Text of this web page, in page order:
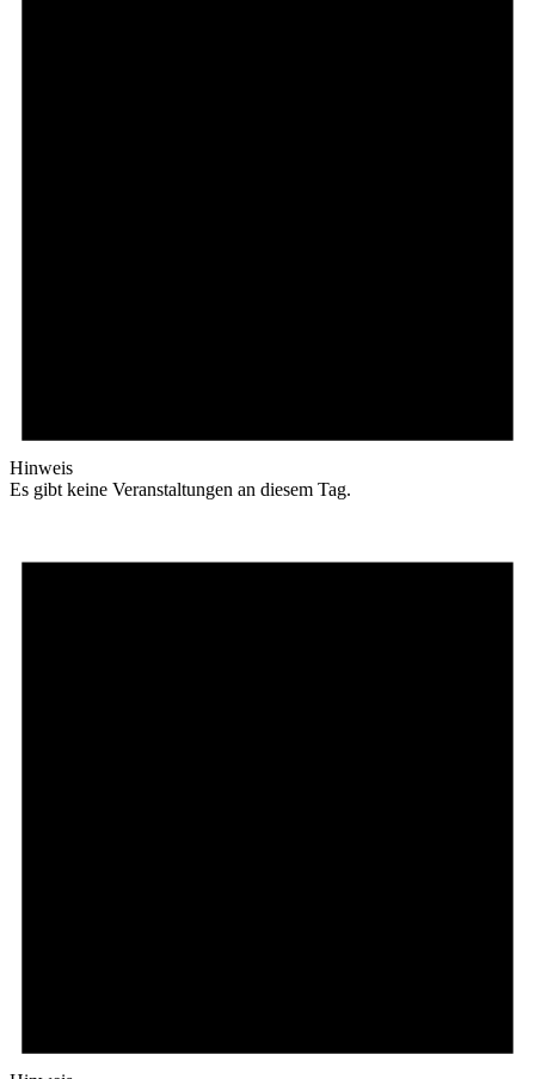
Hinweis
Es gibt keine Veranstaltungen an diesem Tag.